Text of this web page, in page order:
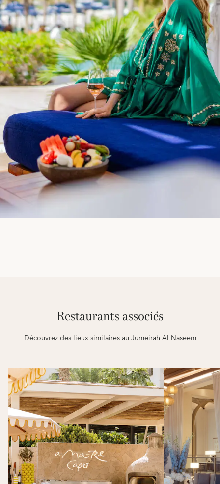
Restaurants associés
Découvrez des lieux similaires au Jumeirah Al Naseem